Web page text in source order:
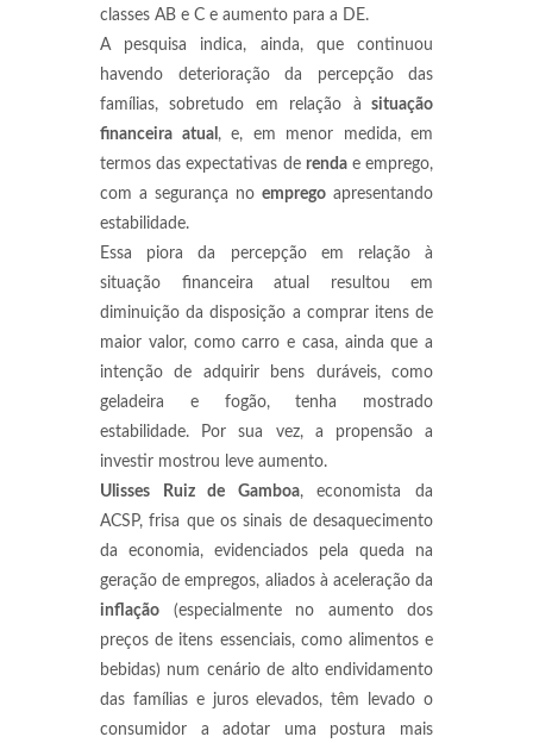
classes AB e C e aumento para a DE.
A pesquisa indica, ainda, que continuou
havendo deterioração da percepção das
famílias, sobretudo em relação à situação
financeira atual , e, em menor medida, em
termos das expectativas de rendae emprego,
com a segurança no emprego apresentando
estabilidade.
Essa piora da percepção em relação à
situação financeira atual resultou em
diminuição da disposição a comprar itens de
maior valor, como carro e casa, ainda que a
intenção de adquirir bens duráveis, como
geladeira e fogão, tenha mostrado
estabilidade. Por sua vez, a propensão a
investir mostrou leve aumento.
Ulisses Ruiz de Gamboa, economista da
ACSP, frisa que os sinais de desaquecimento
da economia, evidenciados pela queda na
geração de empregos, aliados à aceleração da
inflação (especialmente no aumento dos
preços de itens essenciais, como alimentos e
bebidas) num cenário de alto endividamento
das famílias e juros elevados, têm levado o
consumidor a adotar uma postura mais